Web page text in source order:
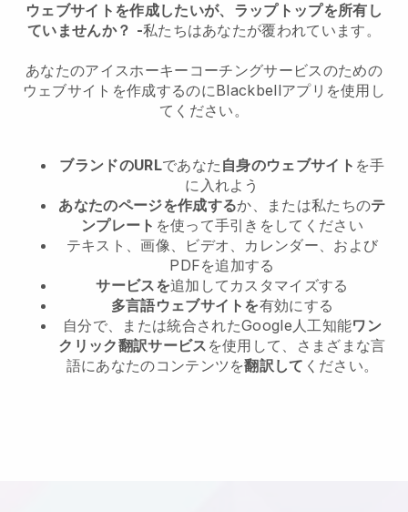
ウェブサイトを作成したいが、ラップトップを所有し
ていませんか？ -私たちはあなたが覆われています。
あなたのアイスホーキーコーチングサービスのための
ウェブサイトを作成するのにBlackbellアプリを使用し
てください。
ブランドのURLであなた 自身のウェブサイト を手
に入れよう
あなたのページを作成するか、または私たちのテ
ンプレート を使って手引きをしてください
テキスト、画像、ビデオ、カレンダー、および
PDFを追加する
サービスを追加してカスタマイズする
多言語ウェブサイトを有効にする
自分で、または統合されたGoogle人工知能ワン
クリック翻訳サービス を使用して、さまざまな言
語にあなたのコンテンツを翻訳して ください。